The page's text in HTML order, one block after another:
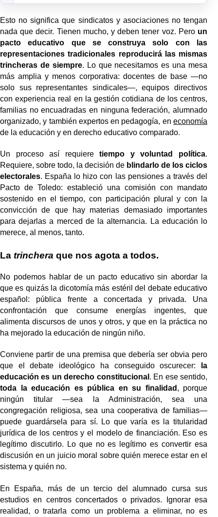
Esto no significa que sindicatos y asociaciones no tengan
nada que decir. Tienen mucho, y deben tener voz. Pero un
pacto educativo que se construya solo con las
representaciones tradicionales reproducirá las mismas
trincheras de siempre. Lo que necesitamos es una mesa
más amplia y menos corporativa: docentes de base —no
solo sus representantes sindicales—, equipos directivos
con experiencia real en la gestión cotidiana de los centros,
familias no encuadradas en ninguna federación, alumnado
organizado, y también expertos en pedagogía, en economía
de la educación y en derecho educativo comparado.
Un proceso así requieretiempo y voluntad política.
Requiere, sobre todo, la decisión de blindarlo de los ciclos
electorales. España lo hizo con las pensiones a través del
Pacto de Toledo: estableció una comisión con mandato
sostenido en el tiempo, con participación plural y con la
convicción de que hay materias demasiado importantes
para dejarlas a merced de la alternancia. La educación lo
merece, al menos, tanto.
La trinchera que nos agota a todos.
No podemos hablar de un pacto educativo sin abordar la
que es quizás la dicotomía más estéril del debate educativo
español: pública frente a concertada y privada. Una
confrontación que consume energías ingentes, que
alimenta discursos de unos y otros, y que en la práctica no
ha mejorado la educación de ningún niño.
Conviene partir de una premisa que debería ser obvia pero
que el debate ideológico ha conseguido oscurecer:
la
educación es un derecho constitucional . En ese sentido,
toda la educación es pública en su finalidad , porque
ningún titular —sea la Administración, sea una
congregación religiosa, sea una cooperativa de familias—
puede guardársela para sí. Lo que varía es la titularidad
jurídica de los centros y el modelo de financiación. Eso es
legítimo discutirlo. Lo que no es legítimo es convertir esa
discusión en un juicio moral sobre quién merece estar en el
sistema y quién no.
En España, más de un tercio del alumnado cursa sus
estudios en centros concertados o privados. Ignorar esa
realidad, o tratarla como un problema a eliminar, no es